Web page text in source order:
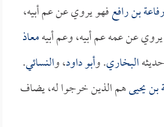
بن رافعفهو يروي عن عم أبيه،
عن عمه عم أبيه، وعم أبيهمعاذ
البخاري. وأبو داود، والنسائي.
بن يحيىهم الذين خرجوا له، يضاف